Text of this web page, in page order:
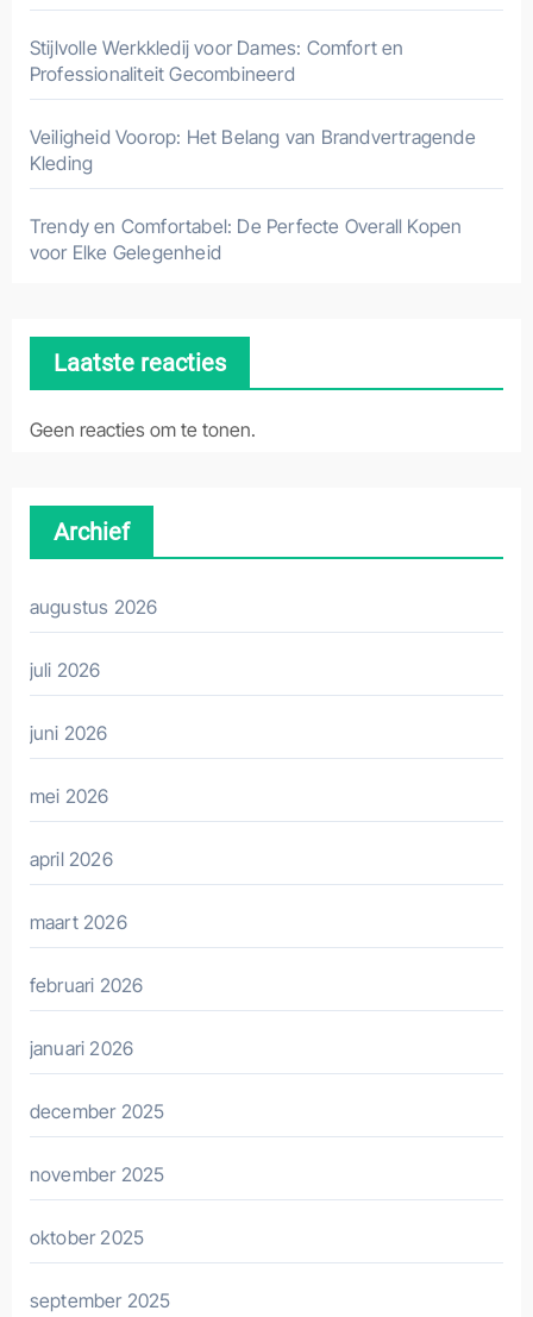
Stijlvolle Werkkledij voor Dames: Comfort en
Professionaliteit Gecombineerd
Veiligheid Voorop: Het Belang van Brandvertragende
Kleding
Trendy en Comfortabel: De Perfecte Overall Kopen
voor Elke Gelegenheid
Laatste reacties
Geen reacties om te tonen.
Archief
augustus 2026
juli 2026
juni 2026
mei 2026
april 2026
maart 2026
februari 2026
januari 2026
december 2025
november 2025
oktober 2025
september 2025